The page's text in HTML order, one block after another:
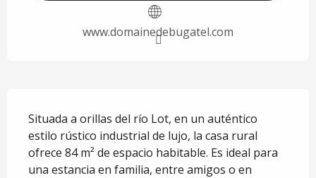
www.domainedebugatel.com
Situada a orillas del río Lot, en un auténtico
estilo rústico industrial de lujo, la casa rural
ofrece 84 m² de espacio habitable. Es ideal para
una estancia en familia, entre amigos o en